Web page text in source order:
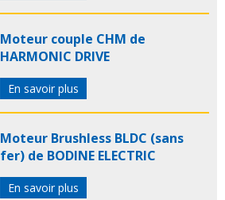
Moteur couple CHM de
HARMONIC DRIVE
En savoir plus
Moteur Brushless BLDC (sans
fer) de BODINE ELECTRIC
En savoir plus